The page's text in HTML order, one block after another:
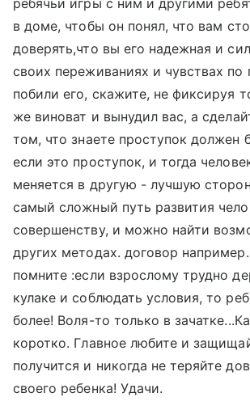
ребячьи игры с ним и другими
в доме, чтобы он понял, что вам
доверять,что вы его надежная и
своих переживаниях и чувствах по
побили его, скажите, не фиксируя
же виноват и вынудил вас, а
том, что знаете проступок должен
если это проступок, и тогда
меняется в другую - лучшую
самый сложный путь развития
совершенству, и можно найти
других методах. договор
помните :если взрослому трудно
кулаке и соблюдать условия, то
более! Воля-то только в
коротко. Главное любите и
получится и никогда не теряйте
своего ребенка! Удачи.